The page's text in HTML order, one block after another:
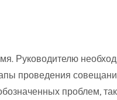
Руководителю
проведения
проблем,